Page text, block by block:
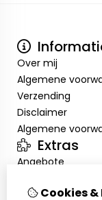
Over mij
Algemene
Verzending
Disclaimer
Algemene
Extras
Angebote
InloggenCookies